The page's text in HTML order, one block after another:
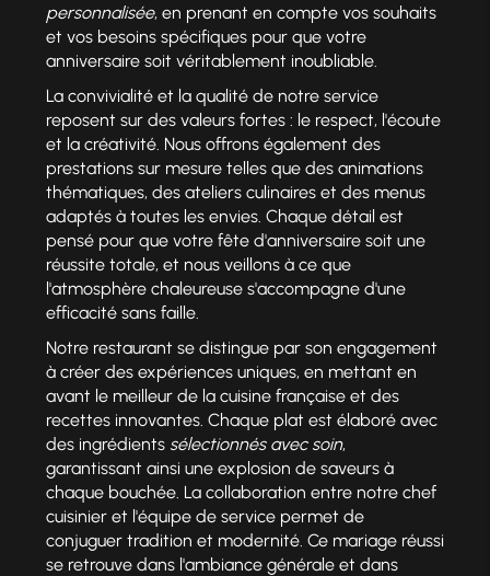
personnalisée, en prenant en compte vos souhaits
et vos besoins spécifiques pour que votre
anniversaire soit véritablement inoubliable.
La convivialité et la qualité de notre service
reposent sur des valeurs fortes : le respect, l'écoute
et la créativité. Nous offrons également des
prestations sur mesure telles que des animations
thématiques, des ateliers culinaires et des menus
adaptés à toutes les envies. Chaque détail est
pensé pour que votre fête d'anniversaire soit une
réussite totale, et nous veillons à ce que
l'atmosphère chaleureuse s'accompagne d'une
efficacité sans faille.
Notre restaurant se distingue par son engagement
à créer des expériences uniques, en mettant en
avant le meilleur de la cuisine française et des
recettes innovantes. Chaque plat est élaboré avec
des ingrédients sélectionnés avec soin,
garantissant ainsi une explosion de saveurs à
chaque bouchée. La collaboration entre notre chef
cuisinier et l'équipe de service permet de
conjuguer tradition et modernité. Ce mariage réussi
se retrouve dans l'ambiance générale et dans